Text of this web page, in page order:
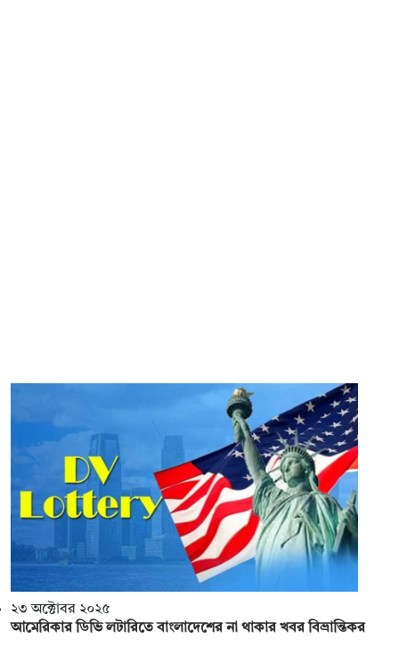
২৩ অক্টোবর ২০২৫
আমেরিকার ডিভি লটারিতে বাংলাদেশের না থাকার খবর বিভ্রান্তিকর